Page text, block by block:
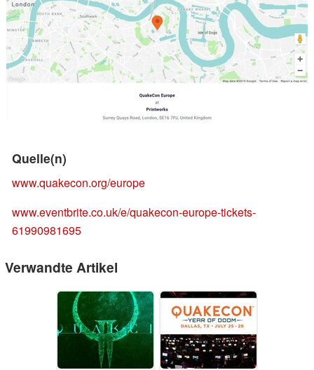
Quelle(n)
www.quakecon.org/europe
www.eventbrite.co.uk/e/quakecon-europe-tickets-
61990981695
Verwandte Artikel